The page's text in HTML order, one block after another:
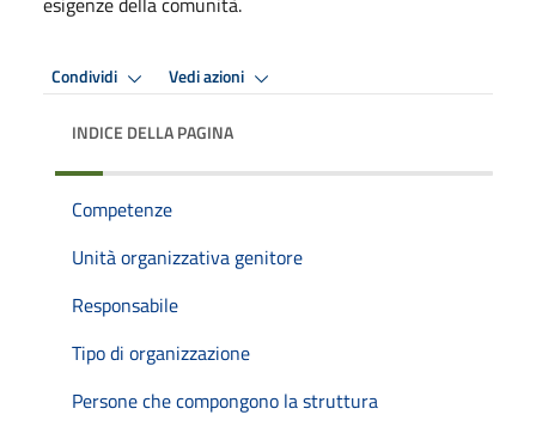
Condividi Vedi azioni
INDICE DELLA PAGINA
Competenze
Unità organizzativa genitore
Responsabile
Tipo di organizzazione
Persone che compongono la struttura